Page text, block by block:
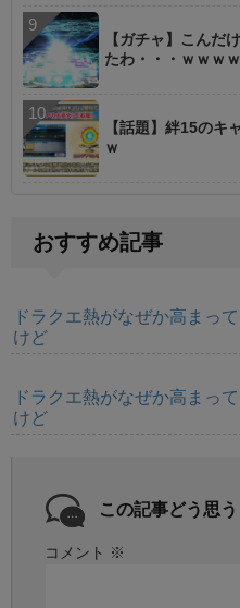
【ガチャ】こんだ
たわ・・・ｗｗｗｗ
【話題】絆15の
ｗ
おすすめ記事
ドラクエ熱がなぜか高まっ
けど
ドラクエ熱がなぜか高まっ
けど
この記事どう思う
コメント ※